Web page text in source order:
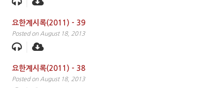
요한계시록(2011) – 39
Posted on August 18, 2013
요한계시록(2011) – 38
Posted on August 18, 2013